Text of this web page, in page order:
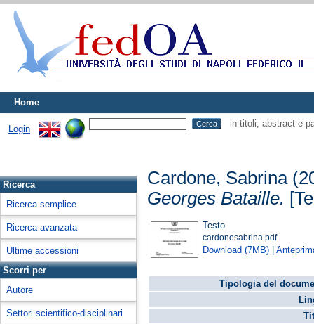
Home
Login
in titoli, abstract e
Ricerca
Ricerca semplice
Ricerca avanzata
Ultime accessioni
Scorri per
Autore
Settori scientifico-disciplinari
Cardone, Sabrina
Georges Bataille.
Testo
cardonesabrina.pdf
Download (7MB) |
Tipologia del